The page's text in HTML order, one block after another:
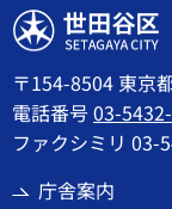
世田谷区
〒154-8504 東京
電話番号03-
ファクシミリ 03-
庁舎案内